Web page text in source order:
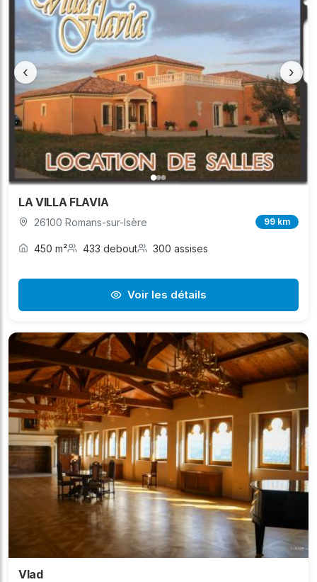
‹ ›
LA VILLA FLAVIA
26100 Romans-sur-Isère 99 km
450 m² 433 debout 300 assises
Voir les détails
Vlad